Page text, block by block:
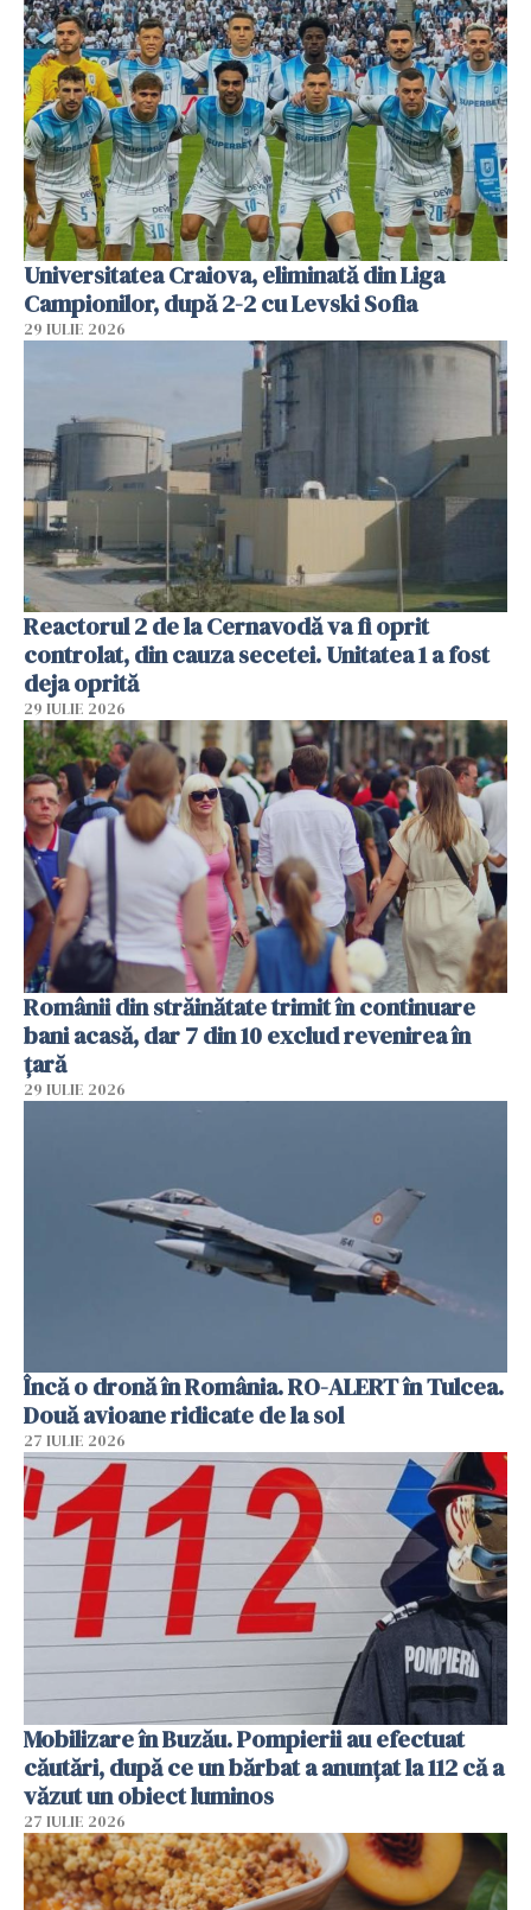
Universitatea Craiova, eliminată din Liga
Campionilor, după 2-2 cu Levski Sofia
29 IULIE 2026
Reactorul 2 de la Cernavodă va fi oprit
controlat, din cauza secetei. Unitatea 1 a fost
deja oprită
29 IULIE 2026
Românii din străinătate trimit în continuare
bani acasă, dar 7 din 10 exclud revenirea în
țară
29 IULIE 2026
Încă o dronă în România. RO-ALERT în Tulcea.
Două avioane ridicate de la sol
27 IULIE 2026
Mobilizare în Buzău. Pompierii au efectuat
căutări, după ce un bărbat a anunțat la 112 că a
văzut un obiect luminos
27 IULIE 2026